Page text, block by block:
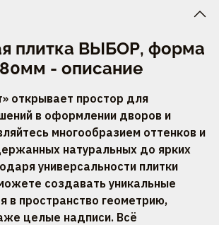
плитка ВЫБОР, форма
- описание
открывает простор для
в оформлении дворов и
многообразием оттенков и
натуральных до ярких
универсальности плитки
создавать уникальные
в пространство геометрию,
целые надписи. Всё